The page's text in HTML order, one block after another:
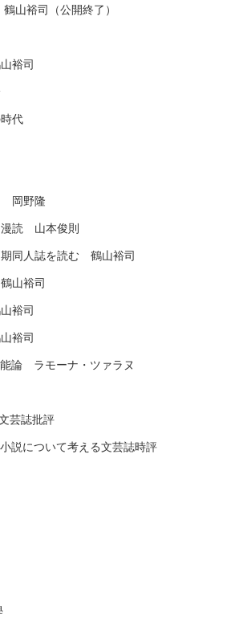
山裕司（公開終了）
裕司
代
岡野隆
漫読 山本俊則
同人誌を読む 鶴山裕司
山裕司
裕司
裕司
論 ラモーナ・ツァラヌ
芸誌批評
説について考える文芸誌時評